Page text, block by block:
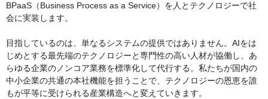
BPaaS（Business Process as a Service）を人とテクノロジーで社
会に実装します。
目指しているのは、単なるシステムの提供ではありません。AIをは
じめとする最先端のテクノロジーと専門性の高い人材が協働し、あ
らゆる企業のノンコア業務を標準化して代行する。私たちが国内の
中小企業の共通の本社機能を担うことで、テクノロジーの恩恵を誰
もが平等に受けられる産業構造へと変えていきます。